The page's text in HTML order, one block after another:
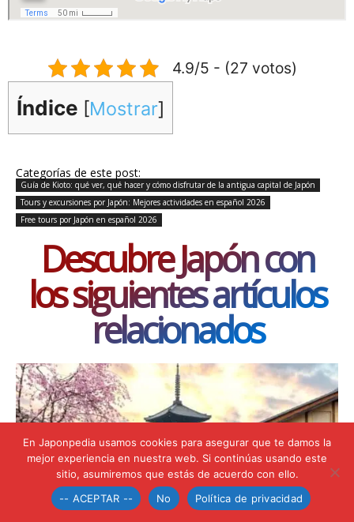
4.9/5 - (27 votos)
Índice [Mostrar]
Categorías de este post:
Guía de Kioto: qué ver, qué hacer y cómo disfrutar de la antigua capital de Japón
Tours y excursiones por Japón: Mejores actividades en español 2026
Free tours por Japón en español 2026
Descubre Japón con
los siguientes artículos
relacionados
En Japonpedia usamos cookies para asegurar que te damos la
mejor experiencia en nuestra web. Si continúas usando este
sitio, asumiremos que estás de acuerdo con ello.
-- ACEPTAR --
No Política de privacidad